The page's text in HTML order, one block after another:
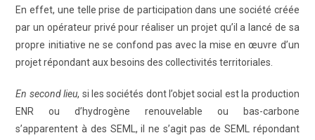
En effet, une telle prise de participation dans une société créée
par un opérateur privé pour réaliser un projet qu’il a lancé de sa
propre initiative ne se confond pas avec la mise en œuvre d’un
projet répondant aux besoins des collectivités territoriales.
En second lieu, si les sociétés dont l’objet social est la production
ENR ou d’hydrogène renouvelable ou bas-carbone
s’apparentent à des SEML, il ne s’agit pas de SEML répondant